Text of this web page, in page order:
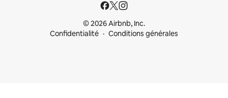
© 2026 Airbnb, Inc.
Confidentialité
Conditions générales